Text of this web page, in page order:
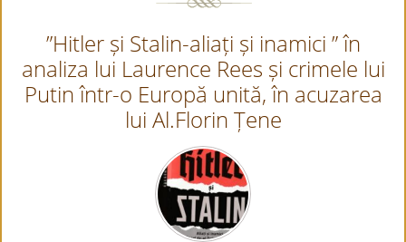
”Hitler și Stalin-aliați și inamici ” în
analiza lui Laurence Rees și crimele lui
Putin într-o Europă unită, în acuzarea
lui Al.Florin Țene